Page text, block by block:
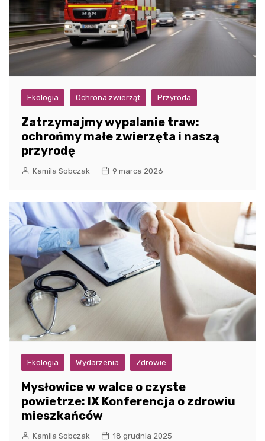
Ekologia Ochrona zwierząt Przyroda
Zatrzymajmy wypalanie traw:
ochrońmy małe zwierzęta i naszą
przyrodę
Kamila Sobczak 9 marca 2026
Ekologia Wydarzenia Zdrowie
Mysłowice w walce o czyste
powietrze: IX Konferencja o zdrowiu
mieszkańców
Kamila Sobczak 18 grudnia 2025